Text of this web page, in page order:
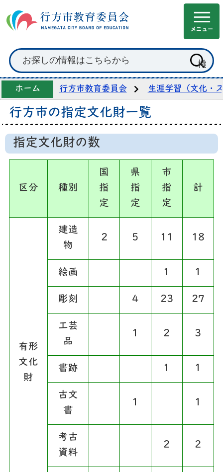
ホーム 行方市教育委員会 生涯学習（文化・
行方市の指定文化財一覧
指定文化財の数
区分 種別
国
指
定
県
指
定
市
指
定
計
有形
文化
財
建造
物
2 5 11 18
絵画 1 1
彫刻 4 23 27
工芸
品
1 2 3
書跡 1 1
古文
書
1 1
考古
資料
2 2